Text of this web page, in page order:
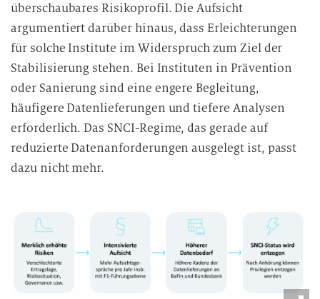
überschaubares Risikoprofil. Die Aufsicht
argumentiert darüber hinaus, dass Erleichterungen
für solche Institute im Widerspruch zum Ziel der
Stabilisierung stehen. Bei Instituten in Prävention
oder Sanierung sind eine engere Begleitung,
häufigere Datenlieferungen und tiefere Analysen
erforderlich. Das SNCI-Regime, das gerade auf
reduzierte Datenanforderungen ausgelegt ist, passt
dazu nicht mehr.